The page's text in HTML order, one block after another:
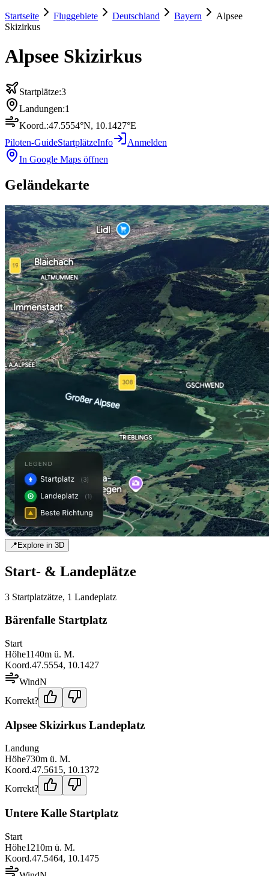
Startseite Fluggebiete Deutschland Bayern
Alpsee
Skizirkus
Alpsee Skizirkus
Startplätze:3
Landungen:1
Koord.:47.5554°N, 10.1427°E
Piloten-GuideStartplätzeInfo
Anmelden
In Google Maps öffnen
Geländekarte
📍Explore in 3D
Start- & Landeplätze
3 Startplatzätze, 1 Landeplatz
Bärenfalle Startplatz
Start
Höhe1140m ü. M.
Koord.47.5554, 10.1427
WindN
Korrekt?
Alpsee Skizirkus Landeplatz
Landung
Höhe730m ü. M.
Koord.47.5615, 10.1372
Korrekt?
Untere Kalle Startplatz
Start
Höhe1210m ü. M.
Koord.47.5464, 10.1475